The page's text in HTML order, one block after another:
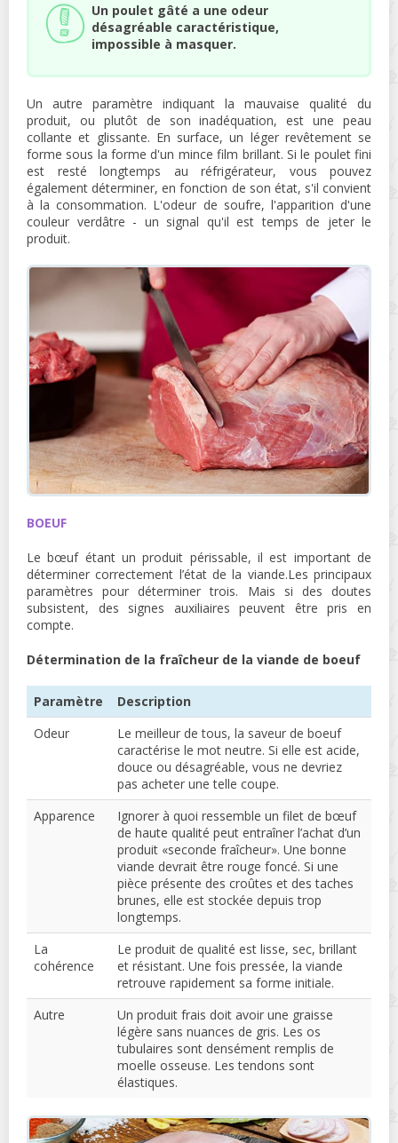
Un poulet gâté a une odeur
désagréable caractéristique,
impossible à masquer.
Un autre paramètre indiquant la mauvaise qualité du
produit, ou plutôt de son inadéquation, est une peau
collante et glissante. En surface, un léger revêtement se
forme sous la forme d'un mince film brillant. Si le poulet fini
est resté longtemps au réfrigérateur, vous pouvez
également déterminer, en fonction de son état, s'il convient
à la consommation. L'odeur de soufre, l'apparition d'une
couleur verdâtre - un signal qu'il est temps de jeter le
produit.
BOEUF
Le bœuf étant un produit périssable, il est important de
déterminer correctement l’état de la viande.Les principaux
paramètres pour déterminer trois. Mais si des doutes
subsistent, des signes auxiliaires peuvent être pris en
compte.
Détermination de la fraîcheur de la viande de boeuf
Paramètre
Description
Odeur
Le meilleur de tous, la saveur de boeuf
caractérise le mot neutre. Si elle est acide,
douce ou désagréable, vous ne devriez
pas acheter une telle coupe.
Apparence
Ignorer à quoi ressemble un filet de bœuf
de haute qualité peut entraîner l’achat d’un
produit «seconde fraîcheur». Une bonne
viande devrait être rouge foncé. Si une
pièce présente des croûtes et des taches
brunes, elle est stockée depuis trop
longtemps.
La
cohérence
Le produit de qualité est lisse, sec, brillant
et résistant. Une fois pressée, la viande
retrouve rapidement sa forme initiale.
Autre
Un produit frais doit avoir une graisse
légère sans nuances de gris. Les os
tubulaires sont densément remplis de
moelle osseuse. Les tendons sont
élastiques.